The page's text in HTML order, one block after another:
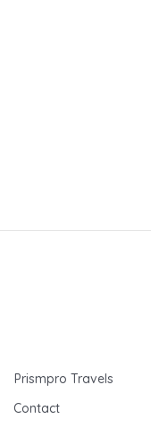
Prismpro Travels
Contact